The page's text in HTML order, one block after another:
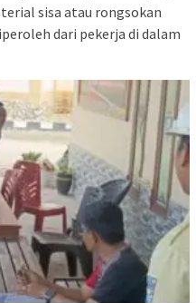
sisa atau rongsokan
dari pekerja di dalam